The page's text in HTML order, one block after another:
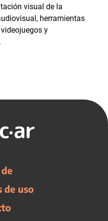
visual de la
herramientas
y
de uso